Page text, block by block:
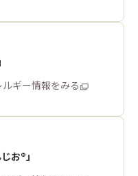
ギー情報をみる
お®」